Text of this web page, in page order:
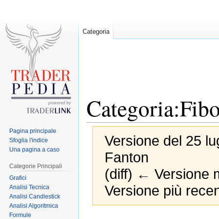
Versione del 25
Fanton
(diff) ← Versione
Versione più
Categoria
Pagina principale
Sfoglia l'indice
Una pagina a caso
Categorie Principali
Grafici
Analisi Tecnica
Analisi Candlestick
Analisi Algoritmica
Formule